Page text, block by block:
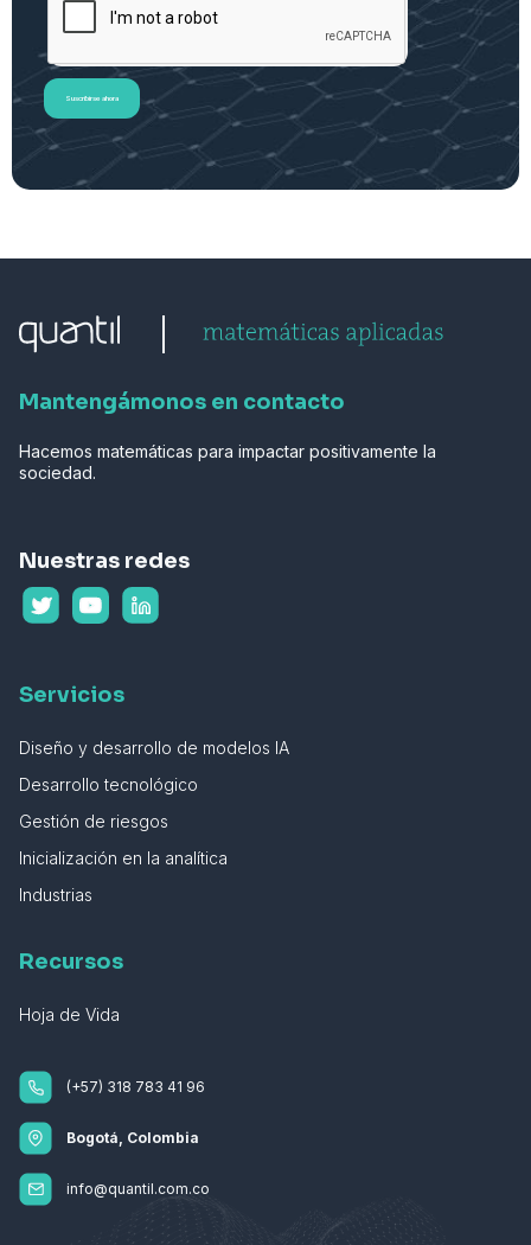
Suscribirse ahora
Mantengámonos en contacto
Hacemos matemáticas para impactar positivamente la
sociedad.
Nuestras redes
Servicios
Diseño y desarrollo de modelos IA
Desarrollo tecnológico
Gestión de riesgos
Inicialización en la analítica
Industrias
Recursos
Hoja de Vida
(+57) 318 783 41 96
Bogotá, Colombia
info@quantil.com.co